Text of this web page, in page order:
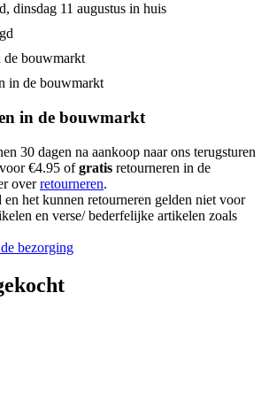
dinsdag 11 augustus in huis
de bouwmarkt
in de bouwmarkt
in de bouwmarkt
30 dagen na aankoop naar ons terugsturen
€4.95 ofgratis retourneren in de
overretourneren.
het kunnen retourneren gelden niet voor
en verse/ bederfelijke artikelen zoals
bezorging